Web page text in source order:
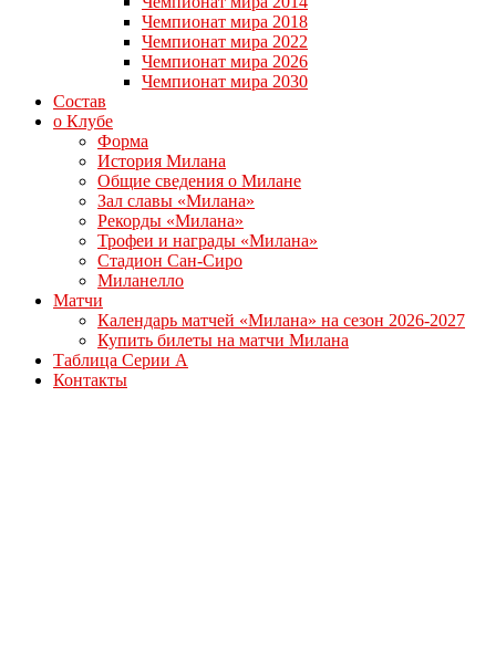
Чемпионат мира 2018
Чемпионат мира 2022
Чемпионат мира 2026
Чемпионат мира 2030
Состав
о Клубе
Форма
История Милана
Общие сведения о Милане
Зал славы «Милана»
Рекорды «Милана»
Трофеи и награды «Милана»
Стадион Сан-Сиро
Миланелло
Матчи
Календарь матчей «Милана» на сезон 2026-2027
Купить билеты на матчи Милана
Таблица Серии А
Контакты